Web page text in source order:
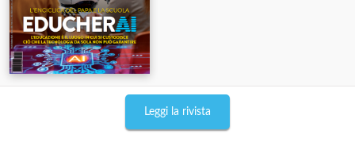
Leggi la rivista